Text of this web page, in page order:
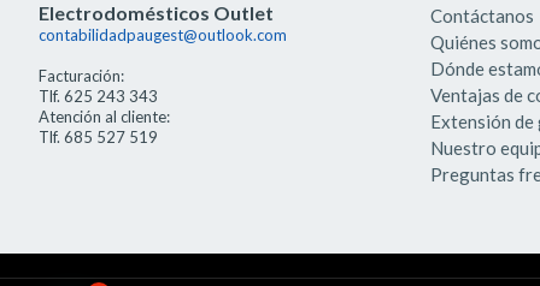
Electrodomésticos Outlet
contabilidadpaugest@outlook.com
Facturación:
Tlf. 625 243 343
Atención al cliente:
Tlf. 685 527 519
Contáctanos
Quiénes
Dónde
Ventajas de
Extensión
Nuestro
Preguntas